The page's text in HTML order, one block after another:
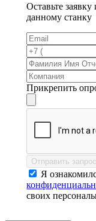
Оставьте
данному станку
Прикрепить
Отправить запрос
Я
своих